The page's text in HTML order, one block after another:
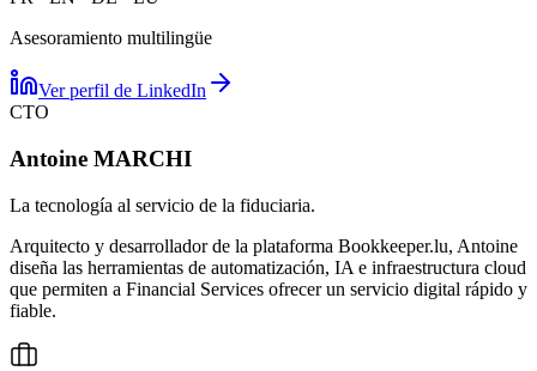
Asesoramiento multilingüe
Ver perfil de LinkedIn
CTO
Antoine MARCHI
La tecnología al servicio de la fiduciaria.
Arquitecto y desarrollador de la plataforma Bookkeeper.lu, Antoine
diseña las herramientas de automatización, IA e infraestructura cloud
que permiten a Financial Services ofrecer un servicio digital rápido y
fiable.